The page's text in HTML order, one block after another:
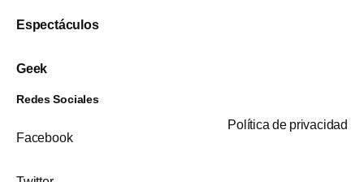
Espectáculos
Geek
Redes Sociales
Facebook
Política de privacidad